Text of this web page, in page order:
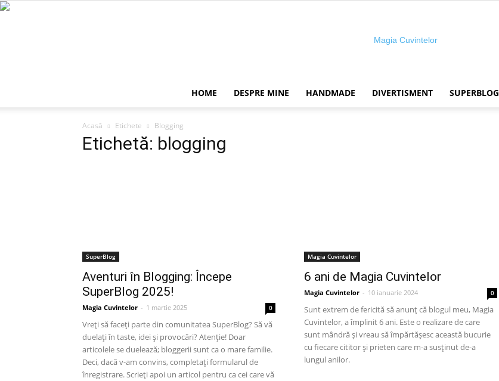
HOME DESPRE MINE HANDMADE DIVERTISMENT SUPERBLOG
Acasă Etichete Blogging
Etichetă: blogging
SuperBlog
Aventuri în Blogging: Începe
SuperBlog 2025!
Magia Cuvintelor - 1 martie 2025 0
Vreți să faceți parte din comunitatea SuperBlog? Să vă
duelați în taste, idei și provocări? Atenție! Doar
articolele se duelează; bloggerii sunt ca o mare familie.
Deci, dacă v-am convins, completați formularul de
înregistrare. Scrieți apoi un articol pentru ca cei care vă
Magia Cuvintelor
6 ani de Magia Cuvintelor
Magia Cuvintelor - 10 ianuarie 2024 0
Sunt extrem de fericită să anunț că blogul meu, Magia
Cuvintelor, a împlinit 6 ani. Este o realizare de care
sunt mândră și vreau să împărtășesc această bucurie
cu fiecare cititor și prieten care m-a susținut de-a
lungul anilor.